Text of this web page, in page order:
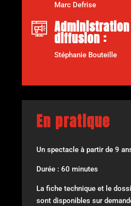
Marc Defrise
diffusion :
Stéphanie Bouteille
En pratique
Un spectacle à partir de 9
Durée : 60 minutes
La fiche technique et le
sont disponibles sur